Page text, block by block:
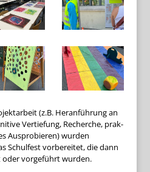
(z.B. Her­an­füh­rung an
Ver­tie­fung, Recher­che, prak­
Aus­pro­bie­ren) wur­den
Schul­fest vor­be­rei­tet, die dann
oder vor­ge­führt wurden.